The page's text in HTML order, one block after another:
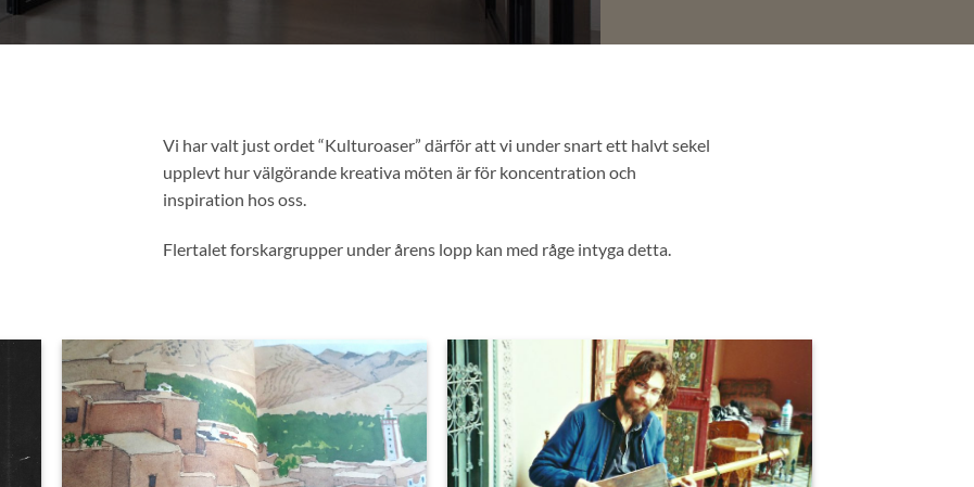
Vi har valt just ordet “Kulturoaser” därför att vi under snart ett halvt sekel
upplevt hur välgörande kreativa möten är för koncentration och
inspiration hos oss.
Flertalet forskargrupper under årens lopp kan med råge intyga detta.